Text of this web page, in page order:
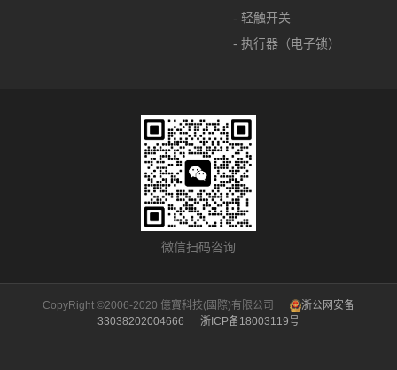
- 轻触开关
- 执行器（电子锁）
微信扫码咨询
CopyRight ©2006-2020 億寶科技(國際)有限公司
浙公网安备
33038202004666
浙ICP备18003119号